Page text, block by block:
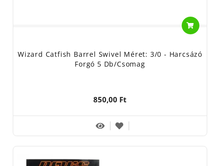
Wizard Catfish Barrel Swivel Méret: 3/0 - Harcsázó
Forgó 5 Db/csomag
850,00 Ft